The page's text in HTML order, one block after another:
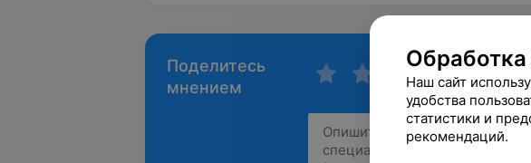
Поделитесь
мнением
Наш сайт
удобства
статистики и
рекомендаций.